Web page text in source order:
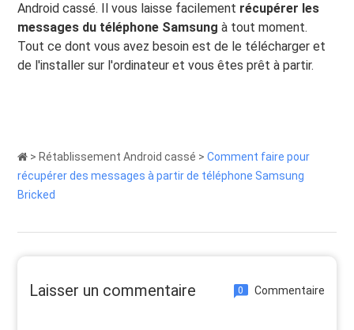
Android cassé. Il vous laisse facilement récupérer les
messages du téléphone Samsungà tout moment.
Tout ce dont vous avez besoin est de le télécharger et
de l'installer sur l'ordinateur et vous êtes prêt à partir.
> Rétablissement Android cassé >Comment faire pour
récupérer des messages à partir de téléphone Samsung
Bricked
Laisser un commentaire 0 Commentaire